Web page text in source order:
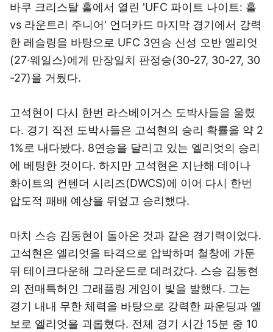
바쿠 크리스탈 홀에서 열린 'UFC 파이트 나이트: 홀
vs 라운트리 주니어' 언더카드 마지막 경기에서 강력
한 레슬링을 바탕으로 UFC 3연승 신성 오반 엘리엇
(27∙웨일스)에게 만장일치 판정승(30-27, 30-27, 30
-27)을 거뒀다.
고석현이 다시 한번 라스베이거스 도박사들을 울렸
다. 경기 직전 도박사들은 고석현의 승리 확률을 약 2
1%로 내다봤다. 8연승을 달리고 있는 엘리엇의 승리
에 베팅한 것이다. 하지만 고석현은 지난해 데이나
화이트의 컨텐더 시리즈(DWCS)에 이어 다시 한번
압도적 패배 예상을 뒤엎고 승리했다.
마치 스승 김동현이 돌아온 것과 같은 경기력이었다.
고석현은 엘리엇을 타격으로 압박하며 철창에 가둔
뒤 테이크다운해 그라운드로 데려갔다. 스승 김동현
의 전매특허인 그래플링 게임이 빛을 발했다. 그는
경기 내내 무한 체력을 바탕으로 강력한 파운딩과 엘
보로 엘리엇을 괴롭혔다. 전체 경기 시간 15분 중 10